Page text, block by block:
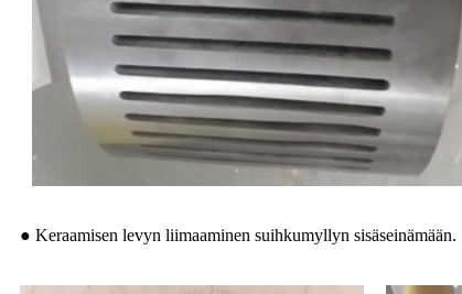
● Keraamisen levyn liimaaminen suihkumyllyn sisäseinämään.